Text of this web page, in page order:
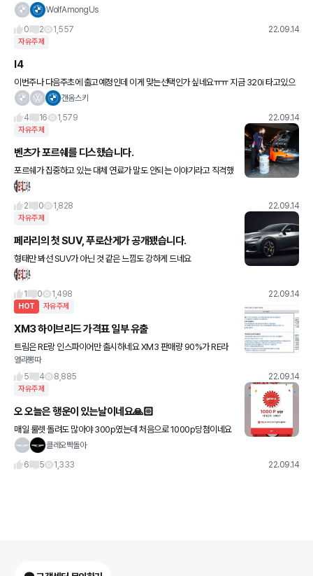
는 1억까지 승인 가능한걸로 나오던데요 마통을 지금 증액해놓게 되면(한 5천~1억 정도)
WolfAmongUs
0
2 1,557 22.09.14
자유주제
I4
이번주나 다음주초에 출고예정인데 이게 맞는선택인가 싶네요ㅠㅠ 지금 320i 타고있으
나 한달에 주유비 30이 너무아깝단 생각을 하다 시승 후 계약까지했는데 워낙 펀드라이
갠옴스키
4
16 1,579 22.09.14
자유주제
벤츠가 포르쉐를 디스했습니다.
포르쉐가 집중하고 있는 대체 연료가 말도 안되는 이야기라고 직격했
네요.
2 0 1,828 22.09.14
자유주제
페라리의 첫 SUV, 푸로산게가 공개됐습니다.
형태만 봐선 SUV가 아닌 것 같은 느낌도 강하게 드네요
1 0 1,498 22.09.14
HOT 자유주제
XM3 하이브리드 가격표 일부 유출
트림은 RE랑 인스파이어만 출시하네요 XM3 판매량 90%가 RE라
고 하던데 그 부분 반영해서 하위 트림 없애고 상위 트림만 운영하는
거 같습니다 연비도 궁금하고 가격은 어떻게 나올지 궁
열라뽕따
5
4 8,885 22.09.14
자유주제
오 오늘은 행운이 있는날이네요🙏🏻
매일 룰렛 돌려도 많아야 300p였는데 처음으로 1000p당첨이네요
ㅋㅋㅋㅋㅋㅋㅋ 뭔가 로또당첨된기분🤣
클레오빡돌아
6
5 1,333 22.09.14